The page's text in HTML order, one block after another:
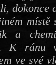
místě
a
K ránu
ve své